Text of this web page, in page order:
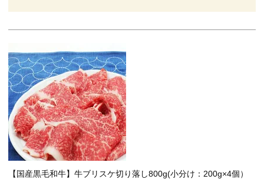
【国産黒毛和牛】牛ブリスケ切り落し800g(小分け：200g×4個）